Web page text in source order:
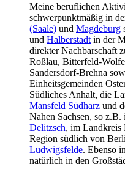
Meine beruflichen
schwer­punkt­mäßig in
(Saale) und Magdeburg
und Halberstadt in der
direkter Nachbarschaft
Roßlau, Bitterfeld-
Sandersdorf-Brehna
Einheitsgemeinden
Südliches Anhalt, die
Mansfeld Südharz und
Nahen Sachsen, so
Delitzsch, im Landkreis
Region südlich von
Ludwigsfelde. Ebenso
natürlich in den